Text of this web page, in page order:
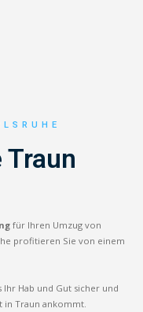
Traun
für Ihren Umzug von
profitieren Sie von einem
Ihr Hab und Gut sicher und
in Traun ankommt.